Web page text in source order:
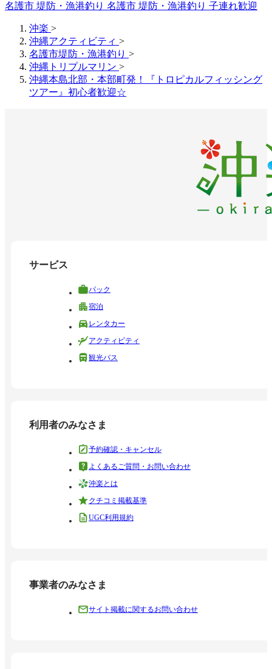
名護市 堤防・漁港釣り 名護市 堤防・漁港釣り 子連れ歓迎
沖楽 >
沖縄アクティビティ >
名護市堤防・漁港釣り >
沖縄トリプルマリン >
沖縄本島北部・本部町発！『トロピカルフィッシング
ツアー』初心者歓迎☆
サービス
パック
宿泊
レンタカー
アクティビティ
観光バス
利用者のみなさま
予約確認・キャンセル
よくあるご質問・お問い合わせ
沖楽とは
クチコミ掲載基準
UGC利用規約
事業者のみなさま
サイト掲載に関するお問い合わせ